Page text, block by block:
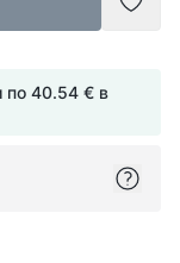
по 40.54 € в